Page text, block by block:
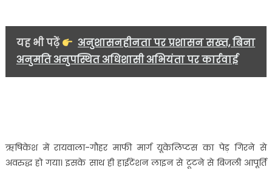
यह भी पढ़ें
अनुशासनहीनता पर प्रशासन सख्त, बिना
अनुमति अनुपस्थित अधिशासी अभियंता पर कार्रवाई
ऋषिकेश में रायवाला-गौहर माफी मार्ग यूकेलिप्टस का पेड़ गिरने से
अवरुद्ध हो गया। इसके साथ ही हाईटेंशन लाइन से टूटने से बिजली आपूर्ति